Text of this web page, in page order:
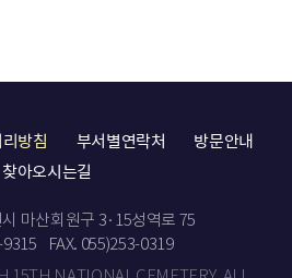
방침 부서별연락처
방문안내
찾아오시는길
마산회원구 3·15성역로 75
FAX. 055)253-0319